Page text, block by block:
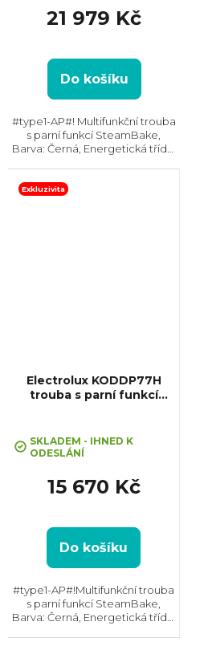
5,0
5
hvězdiček.
21 979 Kč
Do košíku
#type1-AP#! Multifunkční trouba
s parní funkcí SteamBake,
Barva: Černá, Energetická třída:
Gril , Rozměry (VxŠxH):
Exkluzivita
Electrolux KODDP77H
trouba s parní funkcí
SKLADEM - IHNED K
ODESLÁNÍ
15 670 Kč
Do košíku
#type1-AP#!Multifunkční trouba
s parní funkcí SteamBake,
Barva: Černá, Energetická třída: